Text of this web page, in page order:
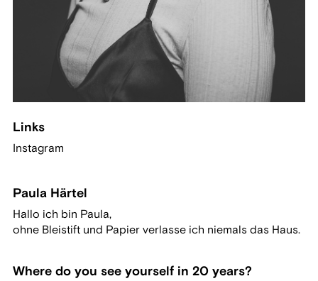
Links
Instagram
Paula Härtel
Hallo ich bin Paula,
ohne Bleistift und Papier verlasse ich niemals das Haus.
Where do you see yourself in 20 years?